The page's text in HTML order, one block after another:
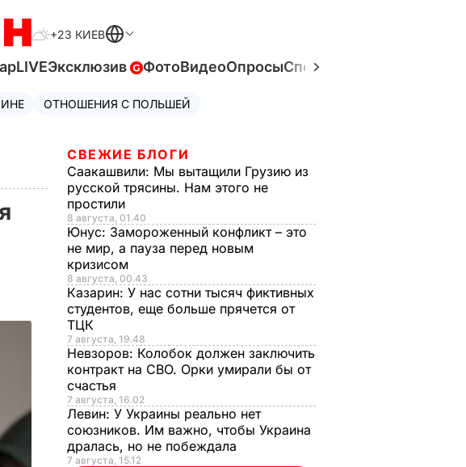
+23 КИЕВ
LIVEЭксклюзив ФотоВидеоОпросыСпецпроекты
ОТНОШЕНИЯ С ПОЛЬШЕЙ
СВЕЖИЕ БЛОГИ
Саакашвили: Мы вытащили Грузию из
русской трясины. Нам этого не
простили
8 августа, 01.40
Юнус: Замороженный конфликт – это
не мир, а пауза перед новым
кризисом
8 августа, 00.43
Казарин: У нас сотни тысяч фиктивных
студентов, еще больше прячется от
ТЦК
7 августа, 19.48
Невзоров: Колобок должен заключить
контракт на СВО. Орки умирали бы от
счастья
7 августа, 16.02
Левин: У Украины реально нет
союзников. Им важно, чтобы Украина
дралась, но не побеждала
7 августа, 15.12